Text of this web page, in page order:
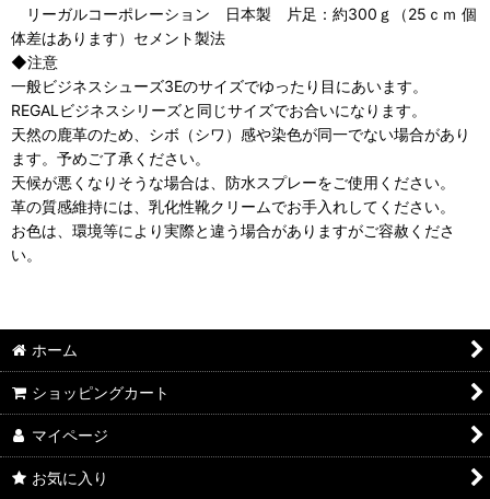
リーガルコーポレーション 日本製 片足：約300ｇ（25ｃｍ 個
体差はあります）セメント製法
◆注意
一般ビジネスシューズ3Eのサイズでゆったり目にあいます。
REGALビジネスシリーズと同じサイズでお合いになります。
天然の鹿革のため、シボ（シワ）感や染色が同一でない場合があり
ます。予めご了承ください。
天候が悪くなりそうな場合は、防水スプレーをご使用ください。
革の質感維持には、乳化性靴クリームでお手入れしてください。
お色は、環境等により実際と違う場合がありますがご容赦くださ
い。
ホーム
ショッピングカート
マイページ
お気に入り